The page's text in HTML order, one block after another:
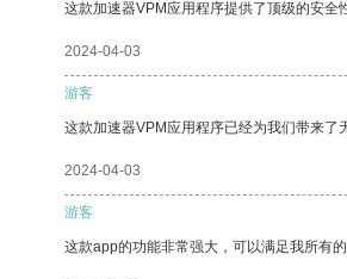
这款加速器VPM应用程序提供了顶级的安全
2024-04-03
游客
这款加速器VPM应用程序已经为我们带来了
2024-04-03
游客
这款app的功能非常强大，可以满足我所有